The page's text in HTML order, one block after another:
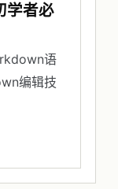
学者必
语
编辑技